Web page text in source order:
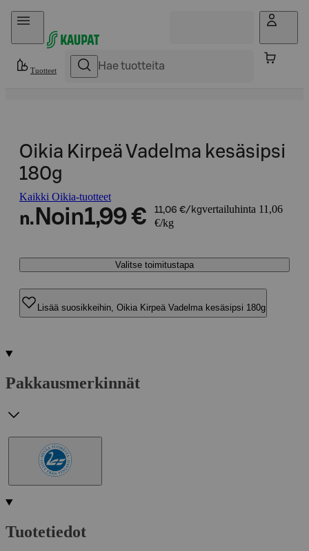
Hyppää sisältöön
Tuotteet
Oikia Kirpeä Vadelma kesäsipsi
180g
Kaikki Oikia-tuotteet
n. Noin1,99 € 11,06 €/kgvertailuhinta 11,06
€/kg
Valitse toimitustapa
Lisää suosikkeihin, Oikia Kirpeä Vadelma kesäsipsi 180g
Pakkausmerkinnät
Tuotetiedot